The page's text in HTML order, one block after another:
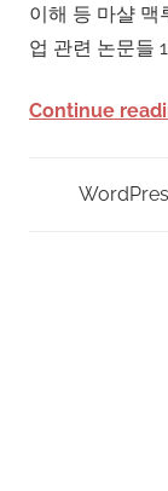
이해 등 마샬 맥
업 관련 논문들
Continue